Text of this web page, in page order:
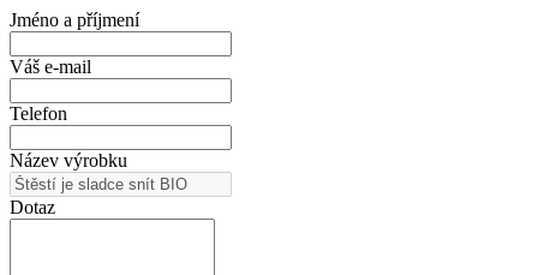
Jméno a příjmení
Váš e-mail
Telefon
Název výrobku
Dotaz